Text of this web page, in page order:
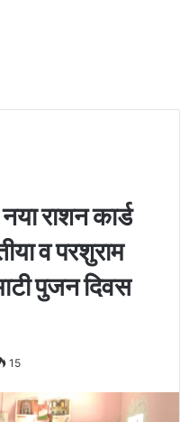
राशन कार्ड
व परशुराम
पुजन दिवस
15